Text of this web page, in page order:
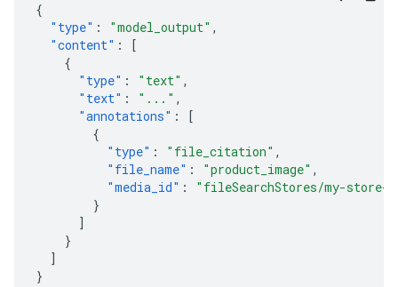
{
"type" : "model_output" ,
"content" :
[
{
"type" : "text" ,
"text" : "..." ,
"annotations" :
[
{
"type" : "file_citation" ,
"file_name" : "product_image" ,
"media_id" :
"fileSearchStores/my-store-
}
]
}
]
}